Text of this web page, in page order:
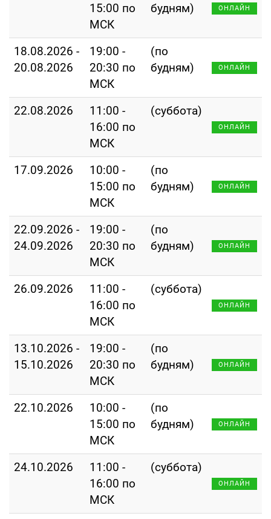
15:00 по
МСК
будням)
ОНЛАЙН
18.08.2026 -
20.08.2026
19:00 -
20:30 по
МСК
(по
будням)
ОНЛАЙН
22.08.2026
11:00 -
16:00 по
МСК
(суббота)
ОНЛАЙН
17.09.2026
10:00 -
15:00 по
МСК
(по
будням)
ОНЛАЙН
22.09.2026 -
24.09.2026
19:00 -
20:30 по
МСК
(по
будням)
ОНЛАЙН
26.09.2026
11:00 -
16:00 по
МСК
(суббота)
ОНЛАЙН
13.10.2026 -
15.10.2026
19:00 -
20:30 по
МСК
(по
будням)
ОНЛАЙН
22.10.2026
10:00 -
15:00 по
МСК
(по
будням)
ОНЛАЙН
24.10.2026
11:00 -
16:00 по
МСК
(суббота)
ОНЛАЙН